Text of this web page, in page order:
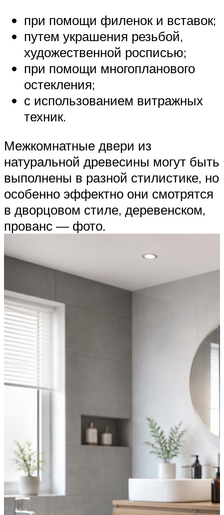
при помощи филенок и вставок;
путем украшения резьбой,
художественной росписью;
при помощи многопланового
остекления;
с использованием витражных
техник.
Межкомнатные двери из
натуральной древесины могут быть
выполнены в разной стилистике, но
особенно эффектно они смотрятся
в дворцовом стиле, деревенском,
прованс — фото.